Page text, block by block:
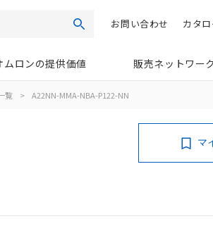
検索 カタ
お問い合わせ
ムロンの提供価値 販売ネットワーク
覧 > A22NN-MMA-NBA-P122-NN
マ